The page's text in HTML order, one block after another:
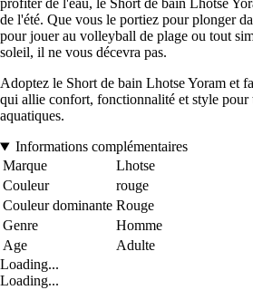
profiter de l'eau, le Short de bain Lhotse
de l'été. Que vous le portiez pour plonger
pour jouer au volleyball de plage ou tout
soleil, il ne vous décevra pas.
Adoptez le Short de bain Lhotse Yoram et
qui allie confort, fonctionnalité et style pour
aquatiques.
Informations complémentaires
Marque
Lhotse
Couleur
rouge
Couleur dominante Rouge
Genre
Homme
Age
Adulte
Loading...
Loading...